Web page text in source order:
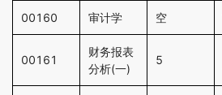
00160 审计学 空
00161
财务报表
分析(一)
5